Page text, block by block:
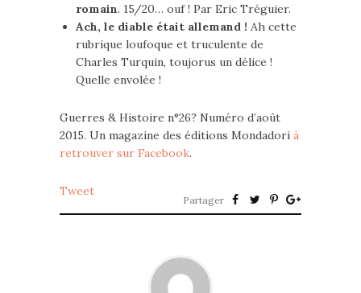
romain. 15/20… ouf ! Par Eric Tréguier.
Ach, le diable était allemand ! Ah cette
rubrique loufoque et truculente de
Charles Turquin, toujorus un délice !
Quelle envolée !
Guerres & Histoire n°26? Numéro d’août
2015. Un magazine des éditions Mondadori à
retrouver sur Facebook.
Tweet
Partager